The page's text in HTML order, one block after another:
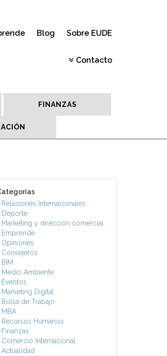
Blog Sobre EUDE
Contacto
FINANZAS
Relaciones Internacionales
Deporte
Marketing y dirección comercial
Emprende
Opiniones
Consejeros
BIM
Medio Ambiente
Eventos
Marketing Digital
Bolsa de Trabajo
MBA
Recursos Humanos
Finanzas
Comercio Internacional
Actualidad